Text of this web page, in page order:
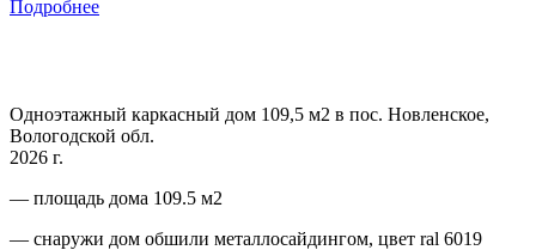
Подробнее
Одноэтажный каркасный дом 109,5 м2 в пос. Новленское,
Вологодской обл.
2026 г.
— площадь дома 109.5 м2
— снаружи дом обшили металлосайдингом, цвет ral 6019